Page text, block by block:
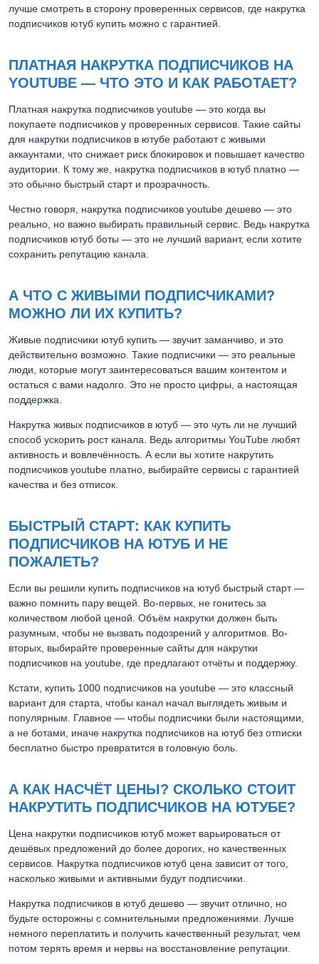
лучше смотреть в сторону проверенных сервисов, где накрутка
подписчиков ютуб купить можно с гарантией.
ПЛАТНАЯ НАКРУТКА ПОДПИСЧИКОВ НА
YOUTUBE — ЧТО ЭТО И КАК РАБОТАЕТ?
Платная накрутка подписчиков youtube — это когда вы
покупаете подписчиков у проверенных сервисов. Такие сайты
для накрутки подписчиков в ютубе работают с живыми
аккаунтами, что снижает риск блокировок и повышает качество
аудитории. К тому же, накрутка подписчиков в ютуб платно —
это обычно быстрый старт и прозрачность.
Честно говоря, накрутка подписчиков youtube дешево — это
реально, но важно выбирать правильный сервис. Ведь накрутка
подписчиков ютуб боты — это не лучший вариант, если хотите
сохранить репутацию канала.
А ЧТО С ЖИВЫМИ ПОДПИСЧИКАМИ?
МОЖНО ЛИ ИХ КУПИТЬ?
Живые подписчики ютуб купить — звучит заманчиво, и это
действительно возможно. Такие подписчики — это реальные
люди, которые могут заинтересоваться вашим контентом и
остаться с вами надолго. Это не просто цифры, а настоящая
поддержка.
Накрутка живых подписчиков в ютуб — это чуть ли не лучший
способ ускорить рост канала. Ведь алгоритмы YouTube любят
активность и вовлечённость. А если вы хотите накрутить
подписчиков youtube платно, выбирайте сервисы с гарантией
качества и без отписок.
БЫСТРЫЙ СТАРТ: КАК КУПИТЬ
ПОДПИСЧИКОВ НА ЮТУБ И НЕ
ПОЖАЛЕТЬ?
Если вы решили купить подписчиков на ютуб быстрый старт —
важно помнить пару вещей. Во-первых, не гонитесь за
количеством любой ценой. Объём накрутки должен быть
разумным, чтобы не вызвать подозрений у алгоритмов. Во-
вторых, выбирайте проверенные сайты для накрутки
подписчиков на youtube, где предлагают отчёты и поддержку.
Кстати, купить 1000 подписчиков на youtube — это классный
вариант для старта, чтобы канал начал выглядеть живым и
популярным. Главное — чтобы подписчики были настоящими,
а не ботами, иначе накрутка подписчиков на ютуб без отписки
бесплатно быстро превратится в головную боль.
А КАК НАСЧЁТ ЦЕНЫ? СКОЛЬКО СТОИТ
НАКРУТИТЬ ПОДПИСЧИКОВ НА ЮТУБЕ?
Цена накрутки подписчиков ютуб может варьироваться от
дешёвых предложений до более дорогих, но качественных
сервисов. Накрутка подписчиков ютуб цена зависит от того,
насколько живыми и активными будут подписчики.
Накрутка подписчиков в ютуб дешево — звучит отлично, но
будьте осторожны с сомнительными предложениями. Лучше
немного переплатить и получить качественный результат, чем
потом терять время и нервы на восстановление репутации.